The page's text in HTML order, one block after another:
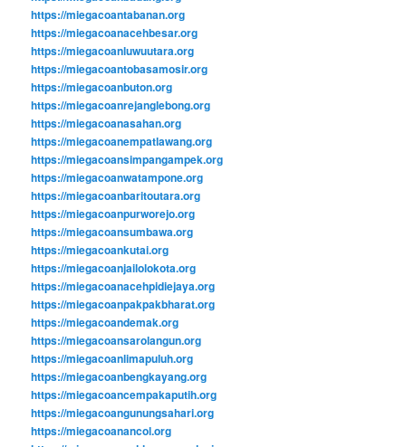
https://miegacoantabanan.org
https://miegacoanacehbesar.org
https://miegacoanluwuutara.org
https://miegacoantobasamosir.org
https://miegacoanbuton.org
https://miegacoanrejanglebong.org
https://miegacoanasahan.org
https://miegacoanempatlawang.org
https://miegacoansimpangampek.org
https://miegacoanwatampone.org
https://miegacoanbaritoutara.org
https://miegacoanpurworejo.org
https://miegacoansumbawa.org
https://miegacoankutai.org
https://miegacoanjailolokota.org
https://miegacoanacehpidiejaya.org
https://miegacoanpakpakbharat.org
https://miegacoandemak.org
https://miegacoansarolangun.org
https://miegacoanlimapuluh.org
https://miegacoanbengkayang.org
https://miegacoancempakaputih.org
https://miegacoangunungsahari.org
https://miegacoanancol.org